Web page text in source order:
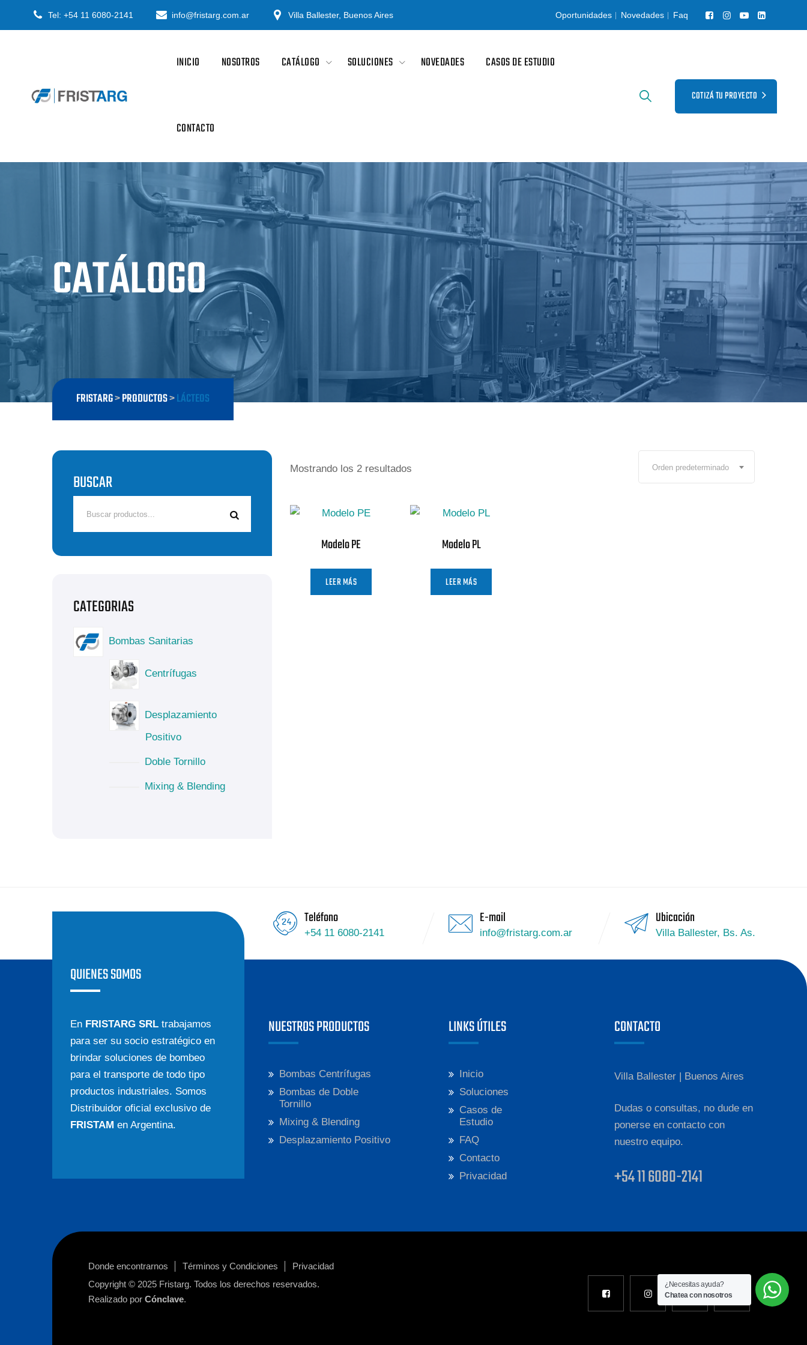
Tel: +54 11 6080-2141 info@fristarg.com.ar Villa Ballester, Buenos Aires Oportunidades Novedades Faq
INICIO NOSOTROS CATÁLOGO SOLUCIONES NOVEDADES CASOS DE ESTUDIO
CONTACTO
COTIZÁ TU PROYECTO
CATÁLOGO
FRISTARG>PRODUCTOS>LÁCTEOS
Mostrando los 2 resultados Orden predeterminado
Modelo PE
LEER MÁS
Modelo PL
LEER MÁS
BUSCAR
Bombas Sanitarias
Centrífugas
Desplazamiento
Positivo
Doble Tornillo
Mixing & Blending
Teléfono
+54 11 6080-2141
E-mail
info@fristarg.com.ar
Ubicación
Villa Ballester, Bs. As.
QUIENES SOMOS
En FRISTARG SRL trabajamos
para ser su socio estratégico en
brindar soluciones de bombeo
para el transporte de todo tipo
productos industriales. Somos
Distribuidor oficial exclusivo de
FRISTAM en Argentina.
NUESTROS PRODUCTOS
Bombas Centrífugas
Bombas de Doble
Tornillo
Mixing & Blending
Desplazamiento Positivo
LINKS ÚTILES
Inicio
Soluciones
Casos de
Estudio
FAQ
Contacto
Privacidad
CONTACTO
Villa Ballester | Buenos Aires
Dudas o consultas, no dude en
ponerse en contacto con
nuestro equipo.
+54 11 6080-2141
Donde encontrarnos Términos y Condiciones
Privacidad
Copyright © 2025 Fristarg. Todos los derechos reservados.
Realizado por Cónclave.
¿Necesitas ayuda?
Chatea con nosotros